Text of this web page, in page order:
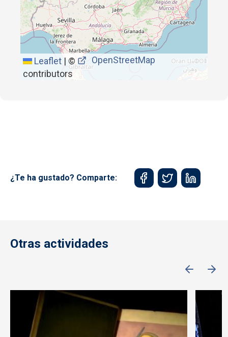
Leaflet | ©
OpenStreetMap
contributors
¿Te ha gustado? Comparte:
Otras actividades